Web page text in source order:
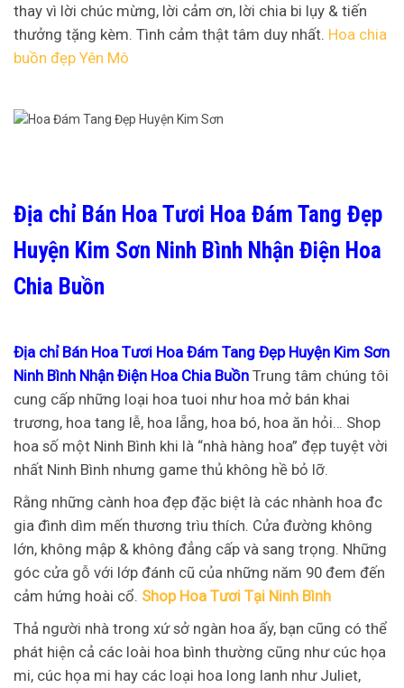
thay vì lời chúc mừng, lời cảm ơn, lời chia bi lụy & tiến
thưởng tặng kèm. Tình cảm thật tâm duy nhất. Hoa chia
buồn đẹp Yên Mô
Địa chỉ Bán Hoa Tươi Hoa Đám Tang Đẹp
Huyện Kim Sơn Ninh Bình Nhận Điện Hoa
Chia Buồn
Địa chỉ Bán Hoa Tươi Hoa Đám Tang Đẹp Huyện Kim Sơn
Ninh Bình Nhận Điện Hoa Chia Buồn Trung tâm chúng tôi
cung cấp những loại hoa tuoi như hoa mở bán khai
trương, hoa tang lễ, hoa lẵng, hoa bó, hoa ăn hỏi… Shop
hoa số một Ninh Bình khi là “nhà hàng hoa” đẹp tuyệt vời
nhất Ninh Bình nhưng game thủ không hề bỏ lỡ.
Rằng những cành hoa đẹp đặc biệt là các nhành hoa đc
gia đình dìm mến thương trìu thích. Cửa đường không
lớn, không mập & không đẳng cấp và sang trọng. Những
góc cửa gỗ với lớp đánh cũ của những năm 90 đem đến
cảm hứng hoài cổ. Shop Hoa Tươi Tại Ninh Bình
Thả người nhà trong xứ sở ngàn hoa ấy, bạn cũng có thể
phát hiện cả các loài hoa bình thường cũng như cúc họa
mi, cúc họa mi hay các loại hoa long lanh như Juliet,